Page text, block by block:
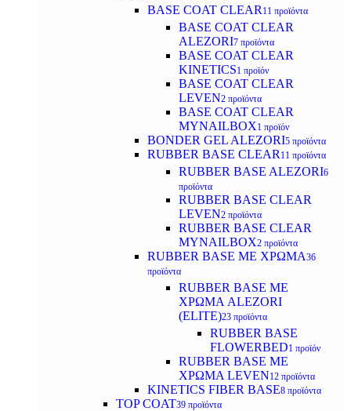
BASE COAT CLEAR 11 προϊόντα
BASE COAT CLEAR
ALEZORI7 προϊόντα
BASE COAT CLEAR
KINETICS1 προϊόν
BASE COAT CLEAR
LEVEN2 προϊόντα
BASE COAT CLEAR
MYNAILBOX1 προϊόν
BONDER GEL ALEZORI5 προϊόντα
RUBBER BASE CLEAR 11 προϊόντα
RUBBER BASE ALEZORI6
προϊόντα
RUBBER BASE CLEAR
LEVEN2 προϊόντα
RUBBER BASE CLEAR
MYNAILBOX2 προϊόντα
RUBBER BASE ΜΕ ΧΡΩΜΑ36
προϊόντα
RUBBER BASE ΜΕ
ΧΡΩΜΑ ALEZORI
(ELITE)23 προϊόντα
RUBBER BASE
FLOWERBED1 προϊόν
RUBBER BASE ΜΕ
ΧΡΩΜΑ LEVEN12 προϊόντα
KINETICS FIBER BASE8 προϊόντα
TOP COAT39 προϊόντα